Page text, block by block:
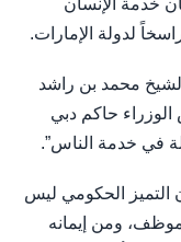
خدمة الإنسان
لدولة الإمارات.
محمد بن راشد
حاكم دبي
في خدمة الناس”.
التميز الحكومي ليس
ومن إيمانه